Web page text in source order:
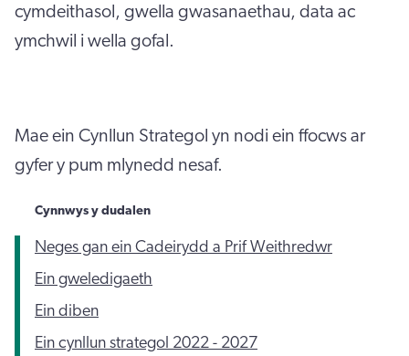
cymdeithasol, gwella gwasanaethau, data ac
ymchwil i wella gofal.
Mae ein Cynllun Strategol yn nodi ein ffocws ar
gyfer y pum mlynedd nesaf.
Cynnwys y dudalen
Neges gan ein Cadeirydd a Prif Weithredwr
Ein gweledigaeth
Ein diben
Ein cynllun strategol 2022 - 2027